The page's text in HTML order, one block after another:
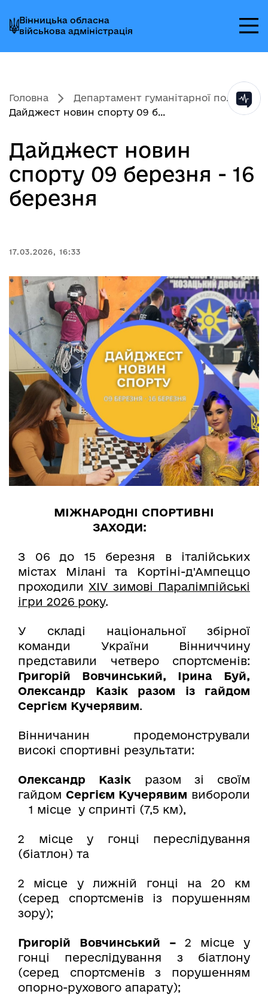
до
головного
меню
до
головного
вмісту
до
головного
колонтитула
Вінницька обласна
військова адміністрація
Головна
Департамент гуманітарної по...
Дайджест новин спорту 09 б...
Дайджест новин
спорту 09 березня - 16
березня
17.03.2026, 16:33
МІЖНАРОДНІ СПОРТИВНІ
ЗАХОДИ:
З 06 до 15 березня в італійських
містах Мілані та Кортіні-д'Ампеццо
проходили XIV зимові Паралімпійські
ігри 2026 року.
У складі національної збірної
команди України Вінниччину
представили четверо спортсменів:
Григорій Вовчинський, Ірина Буй,
Олександр Казік разом із гайдом
Сергієм Кучерявим.
Вінничанин продемонстрували
високі спортивні результати:
Олександр Казік разом зі своїм
гайдом Сергієм Кучерявим вибороли
1 місце у спринті (7,5 км),
2 місце у гонці переслідування
(біатлон) та
2 місце у лижній гонці на 20 км
(серед спортсменів із порушенням
зору);
Григорій Вовчинський –2 місце у
гонці переслідування з біатлону
(серед спортсменів з порушенням
опорно-рухового апарату);